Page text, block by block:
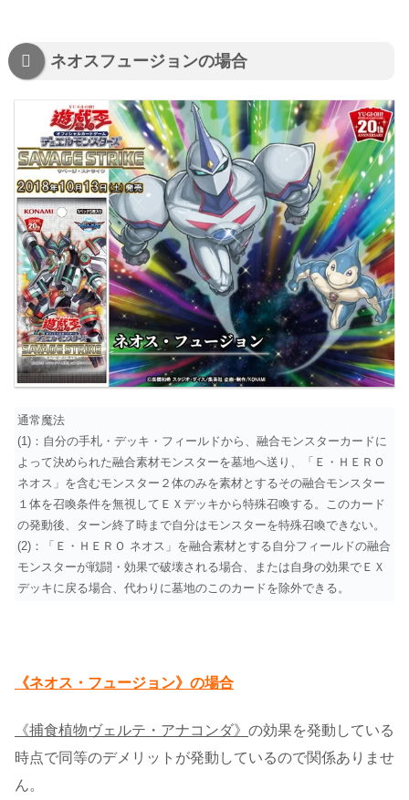
ネオスフュージョンの場合
通常魔法
(1)：自分の手札・デッキ・フィールドから、融合モンスターカードに
よって決められた融合素材モンスターを墓地へ送り、「Ｅ・ＨＥＲＯ
ネオス」を含むモンスター２体のみを素材とするその融合モンスター
１体を召喚条件を無視してＥＸデッキから特殊召喚する。このカード
の発動後、ターン終了時まで自分はモンスターを特殊召喚できない。
(2)：「Ｅ・ＨＥＲＯ ネオス」を融合素材とする自分フィールドの融合
モンスターが戦闘・効果で破壊される場合、または自身の効果でＥＸ
デッキに戻る場合、代わりに墓地のこのカードを除外できる。
《ネオス・フュージョン》の場合
《捕食植物ヴェルテ・アナコンダ》 の効果を発動している
時点で同等のデメリットが発動しているので関係ありませ
ん。